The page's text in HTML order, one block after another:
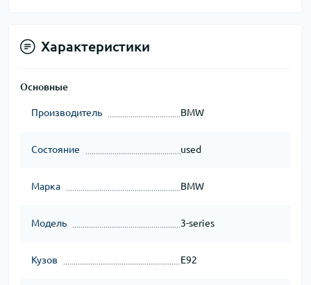
Характеристики
Основные
Производитель BMW
Состояние used
Марка BMW
Модель 3-series
Кузов E92